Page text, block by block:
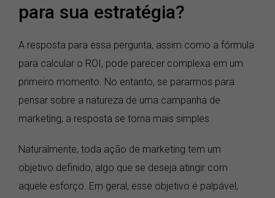
para sua estratégia?
A resposta para essa pergunta, assim como a fórmula
para calcular o ROI, pode parecer complexa em um
primeiro momento. No entanto, se pararmos para
pensar sobre a natureza de uma campanha de
marketing, a resposta se torna mais simples.
Naturalmente, toda ação de marketing tem um
objetivo definido, algo que se deseja atingir com
aquele esforço. Em geral, esse objetivo é palpável,